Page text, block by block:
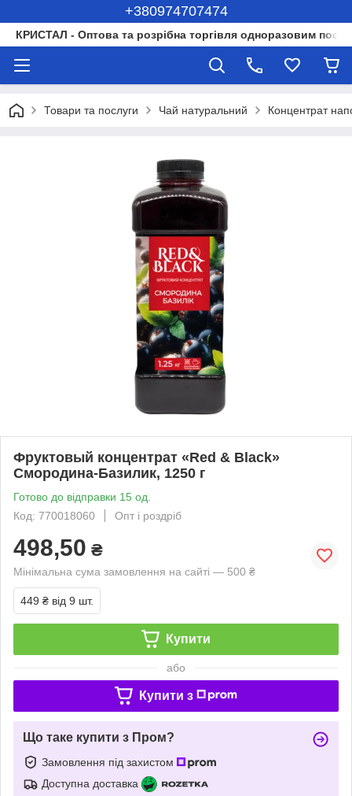
+380974707474
КРИСТАЛ - Оптова та розрібна торгівля одноразовим
Товари та послуги Чай натуральний Концентрат
Фруктовый концентрат «Red & Black»
Смородина-Базилик, 1250 г
Готово до відправки 15 од.
Код: 770018060
Опт і роздріб
498,50 ₴
Мінімальна сума замовлення на сайті — 500 ₴
449 ₴ від 9 шт.
Купити
або
Купити з
Що таке купити з Пром?
Замовлення під захистом
Доступна доставка